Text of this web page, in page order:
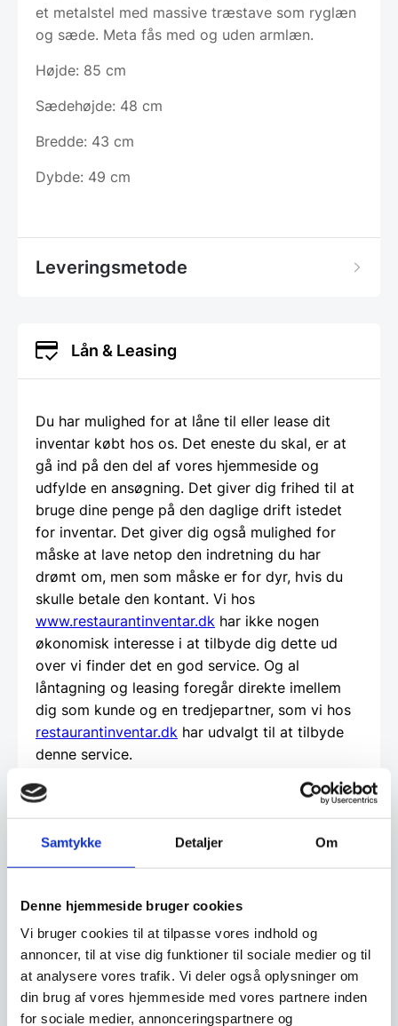
Samtykke Detaljer Om
Denne hjemmeside bruger cookies
Vi bruger cookies til at tilpasse vores indhold og
annoncer, til at vise dig funktioner til sociale medier og til
at analysere vores trafik. Vi deler også oplysninger om
din brug af vores hjemmeside med vores partnere inden
for sociale medier, annonceringspartnere og
et metalstel med massive træstave som ryglæn
og sæde. Meta fås med og uden armlæn.
Højde: 85 cm
Sædehøjde: 48 cm
Bredde: 43 cm
Dybde: 49 cm
Leveringsmetode
Lån & Leasing
Du har mulighed for at låne til eller lease dit
inventar købt hos os. Det eneste du skal, er at
gå ind på den del af vores hjemmeside og
udfylde en ansøgning. Det giver dig frihed til at
bruge dine penge på den daglige drift istedet
for inventar. Det giver dig også mulighed for
måske at lave netop den indretning du har
drømt om, men som måske er for dyr, hvis du
skulle betale den kontant. Vi hos
www.restaurantinventar.dk har ikke nogen
økonomisk interesse i at tilbyde dig dette ud
over vi finder det en god service. Og al
låntagning og leasing foregår direkte imellem
dig som kunde og en tredjepartner, som vi hos
restaurantinventar.dk har udvalgt til at tilbyde
denne service.
Relaterede varer
Populært SPAR 19%